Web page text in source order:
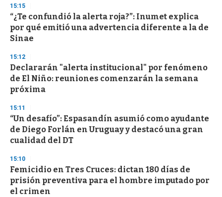
s
e
o
n
15:15
“¿Te confundió la alerta roja?”: Inumet explica
por qué emitió una advertencia diferente a la de
Sinae
15:12
Declararán "alerta institucional" por fenómeno
de El Niño: reuniones comenzarán la semana
próxima
15:11
“Un desafío”: Espasandín asumió como ayudante
de Diego Forlán en Uruguay y destacó una gran
cualidad del DT
15:10
Femicidio en Tres Cruces: dictan 180 días de
prisión preventiva para el hombre imputado por
el crimen